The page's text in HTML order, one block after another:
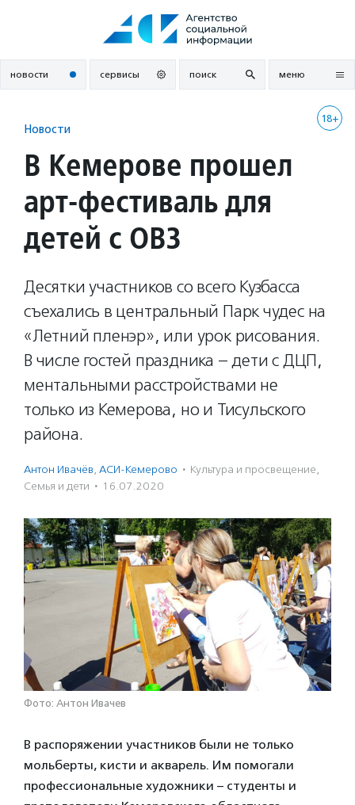
новости сервисы поиск меню
18+
Новости
В Кемерове прошел
арт-фестиваль для
детей с ОВЗ
Десятки участников со всего Кузбасса
съехались в центральный Парк чудес на
«Летний пленэр», или урок рисования.
В числе гостей праздника – дети с ДЦП,
ментальными расстройствами не
только из Кемерова, но и Тисульского
района.
Антон Ивачёв, АСИ-Кемерово · Культура и просвещение,
Семья и дети · 16.07.2020
Фото: Антон Ивачев
В распоряжении участников были не только
мольберты, кисти и акварель. Им помогали
профессиональные художники – студенты и